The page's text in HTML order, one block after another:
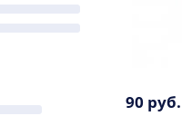
90 руб.